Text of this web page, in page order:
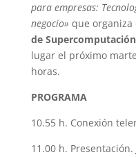
para empresas:
negocio» que organiza
de Supercomputación
lugar el próximo
horas.
PROGRAMA
10.55 h. Conexión
11.00 h. Presentación.